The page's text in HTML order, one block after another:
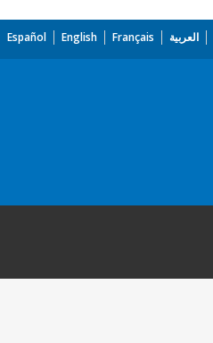
Español English Français العربية